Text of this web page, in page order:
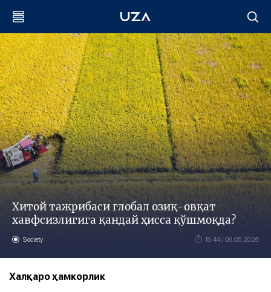
Хитой тажрибаси глобал озиқ-овқат
хавфсизлигига қандай ҳисса қўшмоқда?
Society 18:44 / 08.05.2026
Халқаро ҳамкорлик